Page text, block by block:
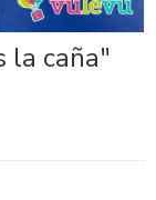
la caña"